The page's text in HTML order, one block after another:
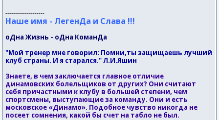
--------------------
Наше имя - ЛегенДа и Слава !!!
оДна Жизнь - оДна КоманДа
"Мой тренер мне говорил: Помни,ты защищаешь лучший
клуб страны. И я старался." Л.И.Яшин
Знаете, в чем заключается главное отличие
динамовских болельщиков от других? Они считают
себя причастными к клубу в большей степени, чем
спортсмены, выступающие за команду. Они и есть
московское «Динамо». Подобное чувство никогда не
посеет сомнения, какой бы счет на табло не был.